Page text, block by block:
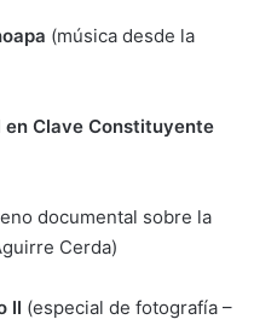
(música desde la
Clave Constituyente
documental sobre la
Cerda)
II (especial de fotografía –